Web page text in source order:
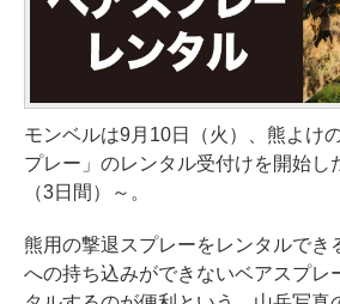
モンベルは9月10日（火）、熊よけ
プレー」のレンタル受付けを開始し
（3日間）～。
熊用の撃退スプレーをレンタルでき
への持ち込みができないベアスプレ